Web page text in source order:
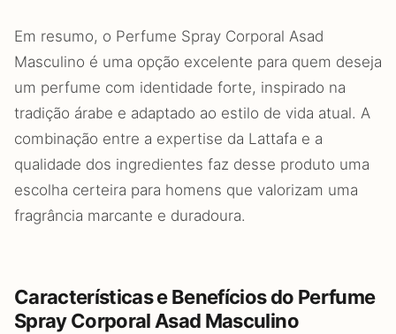
Em resumo, o Perfume Spray Corporal Asad
Masculino é uma opção excelente para quem deseja
um perfume com identidade forte, inspirado na
tradição árabe e adaptado ao estilo de vida atual. A
combinação entre a expertise da Lattafa e a
qualidade dos ingredientes faz desse produto uma
escolha certeira para homens que valorizam uma
fragrância marcante e duradoura.
Características e Benefícios do Perfume
Spray Corporal Asad Masculino